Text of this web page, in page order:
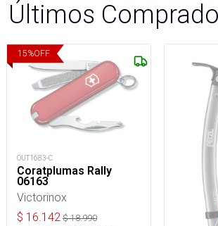
Últimos
15%OFF
OUT1683-C
Coratplumas Rally
06163
Victorinox
$ 16.142 $18.990